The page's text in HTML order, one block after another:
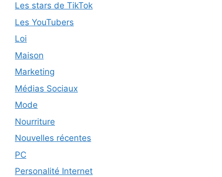
Les stars de TikTok
Les YouTubers
Loi
Maison
Marketing
Médias Sociaux
Mode
Nourriture
Nouvelles récentes
PC
Personalité Internet